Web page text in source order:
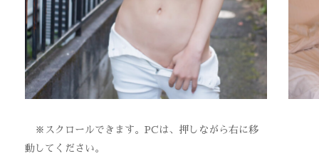
※スクロールできます。PCは、押しながら右に移
動してください。